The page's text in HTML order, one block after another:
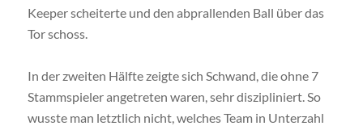
Keeper scheiterte und den abprallenden Ball über das
Tor schoss.
In der zweiten Hälfte zeigte sich Schwand, die ohne 7
Stammspieler angetreten waren, sehr diszipliniert. So
wusste man letztlich nicht, welches Team in Unterzahl